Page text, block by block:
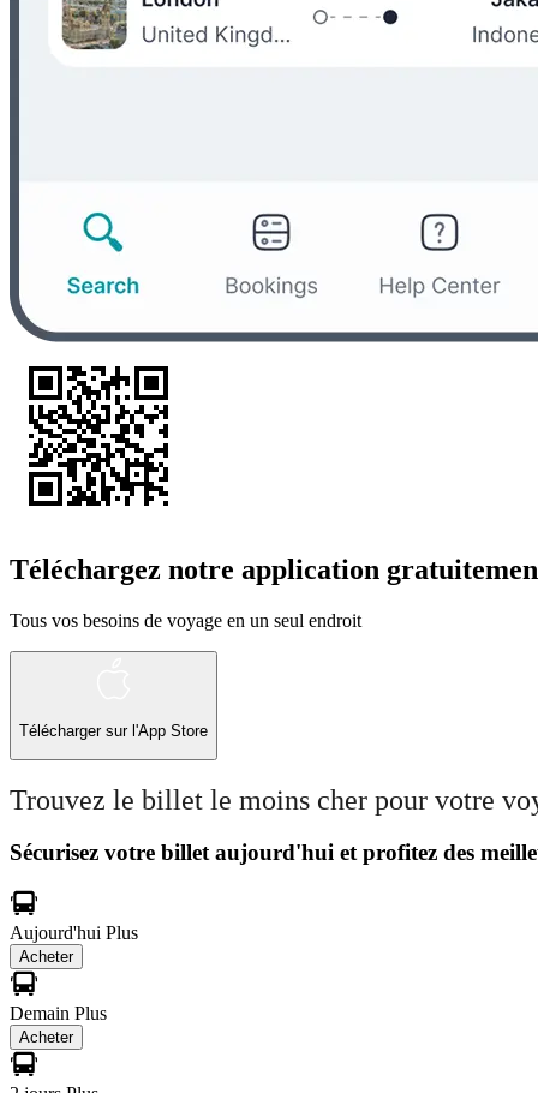
Téléchargez notre application
Tous vos besoins de voyage en un seul endroit
Télécharger sur l'App Store
Trouvez le billet le moins cher pour votre
Sécurisez votre billet aujourd'hui et profitez des
Aujourd'hui Plus
Acheter
Demain Plus
Acheter